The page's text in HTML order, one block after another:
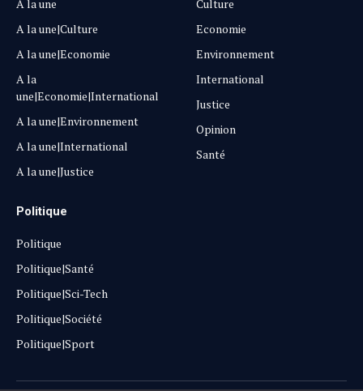
A la une
A la une|Culture
A la une|Economie
A la
une|Economie|International
A la une|Environnement
A la une|International
A la une|Justice
Culture
Economie
Environnement
International
Justice
Opinion
Santé
Politique
Politique
Politique|Santé
Politique|Sci-Tech
Politique|Société
Politique|Sport